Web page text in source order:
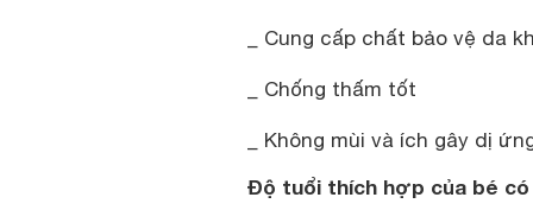
_ Cung cấp chất bảo vệ da
_ Chống thấm tốt
_ Không mùi và ích gây dị
Độ tuổi thích hợp của bé